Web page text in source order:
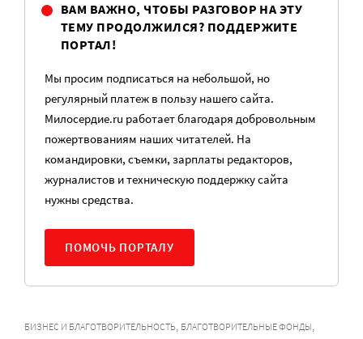
ВАМ ВАЖНО, ЧТОБЫ РАЗГОВОР НА ЭТУ
ТЕМУ ПРОДОЛЖИЛСЯ? ПОДДЕРЖИТЕ
ПОРТАЛ!
Мы просим подписаться на небольшой, но
регулярный платеж в пользу нашего сайта.
Милосердие.ru работает благодаря добровольным
пожертвованиям наших читателей. На
командировки, съемки, зарплаты редакторов,
журналистов и техническую поддержку сайта
нужны средства.
ПОМОЧЬ ПОРТАЛУ
БИЗНЕС И БЛАГОТВОРИТЕЛЬНОСТЬ, БЛАГОТВОРИТЕЛЬНЫЕ ФОНДЫ,